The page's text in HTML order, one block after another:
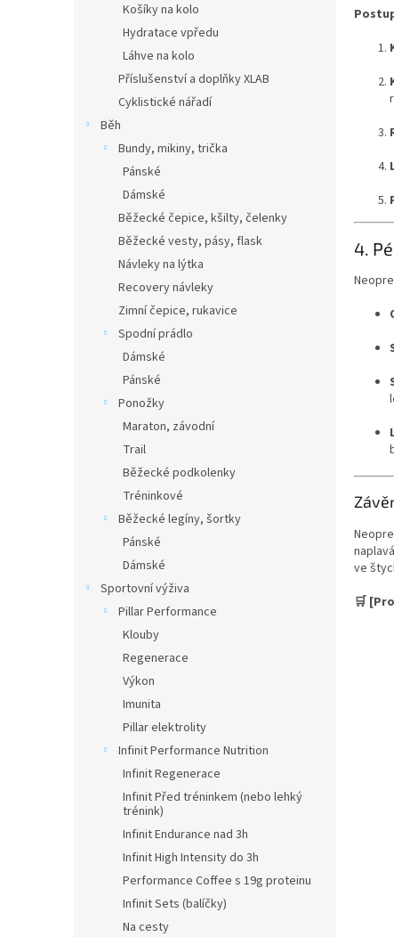
Košíky na kolo
Hydratace vpředu
Láhve na kolo
Příslušenství a doplňky XLAB
Cyklistické nářadí
Běh
Bundy, mikiny, trička
Pánské
Dámské
Běžecké čepice, kšilty, čelenky
Běžecké vesty, pásy, flask
Návleky na lýtka
Recovery návleky
Zimní čepice, rukavice
Spodní prádlo
Dámské
Pánské
Ponožky
Maraton, závodní
Trail
Běžecké podkolenky
Tréninkové
Běžecké legíny, šortky
Pánské
Dámské
Sportovní výživa
Pillar Performance
Klouby
Regenerace
Výkon
Imunita
Pillar elektrolity
Infinit Performance Nutrition
Infinit Regenerace
Infinit Před tréninkem (nebo lehký
trénink)
Infinit Endurance nad 3h
Infinit High Intensity do 3h
Performance Coffee s 19g proteinu
Infinit Sets (balíčky)
Na cesty
4.
ve
🛒